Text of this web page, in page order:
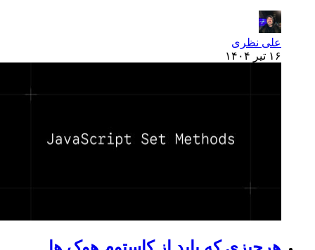
علی نظری
۱۶ تیر ۱۴۰۴